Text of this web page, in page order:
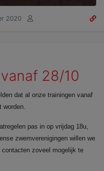
2020
28/10
dat al onze trainingen vanaf
pas in op vrijdag 18u,
zwemverenigingen willen we
zoveel mogelijk te